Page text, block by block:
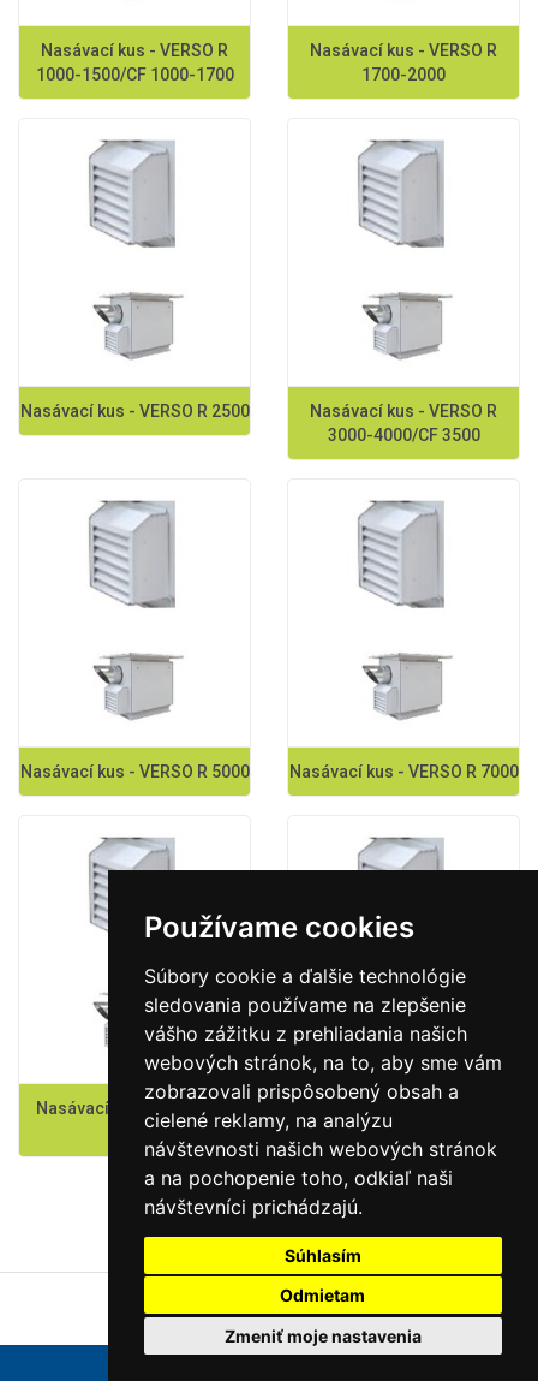
Používame cookies
Súbory cookie a ďalšie technológie
sledovania používame na zlepšenie
vášho zážitku z prehliadania našich
webových stránok, na to, aby sme vám
zobrazovali prispôsobený obsah a
cielené reklamy, na analýzu
návštevnosti našich webových stránok
a na pochopenie toho, odkiaľ naši
návštevníci prichádzajú.
Súhlasím
Odmietam
Zmeniť moje nastavenia
Nasávací kus - VERSO R
1000-1500/CF 1000-1700
Nasávací kus - VERSO R
1700-2000
Nasávací kus - VERSO R 2500
Nasávací kus - VERSO R
3000-4000/CF 3500
Nasávací kus - VERSO R 5000 Nasávací kus - VERSO R 7000
Nasávací kus - VERSO CF
2300
Nasávací kus - VERSO CF
5000 H